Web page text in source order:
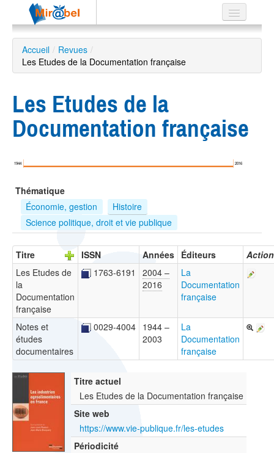
Le réseau
Soutien
ES
?
Accueil / Revues /
Les Etudes de la Documentation française
Les Etudes de la
Documentation française
1944 2016
Thématique
Économie, gestion
Histoire
Science politique, droit et vie publique
Titre ISSN Années Éditeurs
Action
Les Etudes de
la
Documentation
française
1763-6191
2004 –
2016
La
Documentation
française
Notes et
études
documentaires
0029-4004 1944 –
2003
La
Documentation
française
Titre actuel
Les Etudes de la Documentation française
Site web
https://www.vie-publique.fr/les-etudes
Périodicité